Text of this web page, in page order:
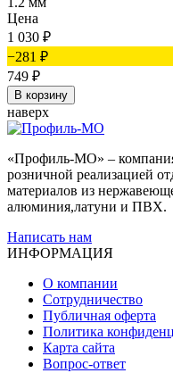
Цена
1 030 ₽
−281 ₽
749 ₽
В корзину
наверх
«Профиль-МО» –
розничной реализацией
материалов из
алюминия,латуни и ПВХ.
Написать нам
ИНФОРМАЦИЯ
О компании
Сотрудничество
Публичная оферта
Политика
Карта сайта
Вопрос-ответ